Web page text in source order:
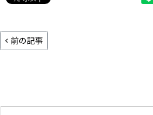
前の記事